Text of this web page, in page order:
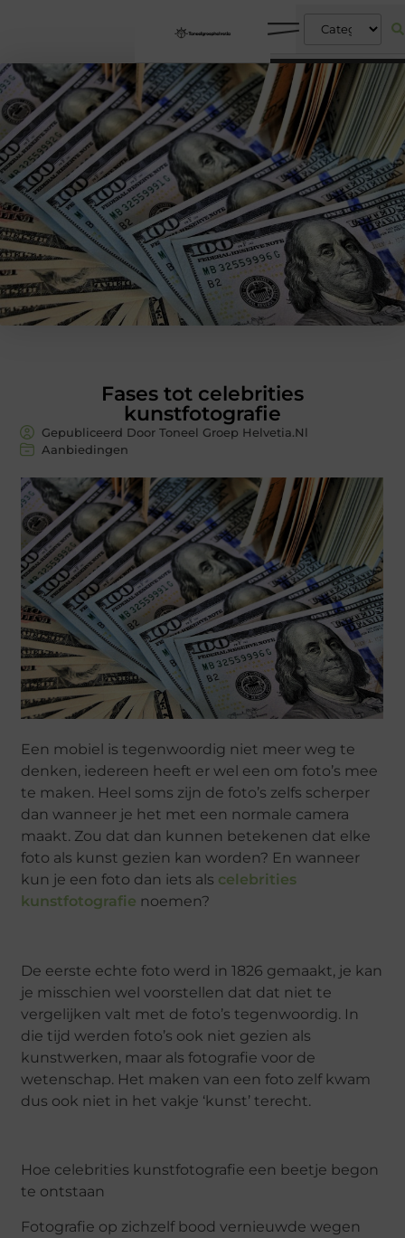
Fases tot celebrities
kunstfotografie
Gepubliceerd Door Toneel Groep Helvetia.nl
Aanbiedingen
Een mobiel is tegenwoordig niet meer weg te
denken, iedereen heeft er wel een om foto’s mee
te maken. Heel soms zijn de foto’s zelfs scherper
dan wanneer je het met een normale camera
maakt. Zou dat dan kunnen betekenen dat elke
foto als kunst gezien kan worden? En wanneer
kun je een foto dan iets als celebrities
kunstfotografie noemen?
De eerste echte foto werd in 1826 gemaakt, je kan
je misschien wel voorstellen dat dat niet te
vergelijken valt met de foto’s tegenwoordig. In
die tijd werden foto’s ook niet gezien als
kunstwerken, maar als fotografie voor de
wetenschap. Het maken van een foto zelf kwam
dus ook niet in het vakje ‘kunst’ terecht.
Hoe celebrities kunstfotografie een beetje begon
te ontstaan
Fotografie op zichzelf bood vernieuwde wegen